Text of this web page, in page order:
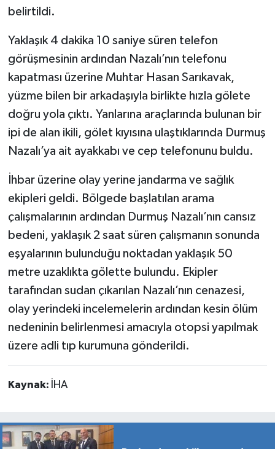
belirtildi.
Yaklaşık 4 dakika 10 saniye süren telefon
görüşmesinin ardından Nazalı’nın telefonu
kapatması üzerine Muhtar Hasan Sarıkavak,
yüzme bilen bir arkadaşıyla birlikte hızla gölete
doğru yola çıktı. Yanlarına araçlarında bulunan bir
ipi de alan ikili, gölet kıyısına ulaştıklarında Durmuş
Nazalı’ya ait ayakkabı ve cep telefonunu buldu.
İhbar üzerine olay yerine jandarma ve sağlık
ekipleri geldi. Bölgede başlatılan arama
çalışmalarının ardından Durmuş Nazalı’nın cansız
bedeni, yaklaşık 2 saat süren çalışmanın sonunda
eşyalarının bulunduğu noktadan yaklaşık 50
metre uzaklıkta gölette bulundu. Ekipler
tarafından sudan çıkarılan Nazalı’nın cenazesi,
olay yerindeki incelemelerin ardından kesin ölüm
nedeninin belirlenmesi amacıyla otopsi yapılmak
üzere adli tıp kurumuna gönderildi.
Kaynak: İHA